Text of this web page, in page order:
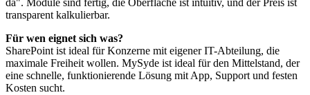
da". Module sind fertig, die Oberfläche ist intuitiv, und der Preis ist
transparent kalkulierbar.
Für wen eignet sich was?
SharePoint ist ideal für Konzerne mit eigener IT-Abteilung, die
maximale Freiheit wollen. MySyde ist ideal für den Mittelstand, der
eine schnelle, funktionierende Lösung mit App, Support und festen
Kosten sucht.